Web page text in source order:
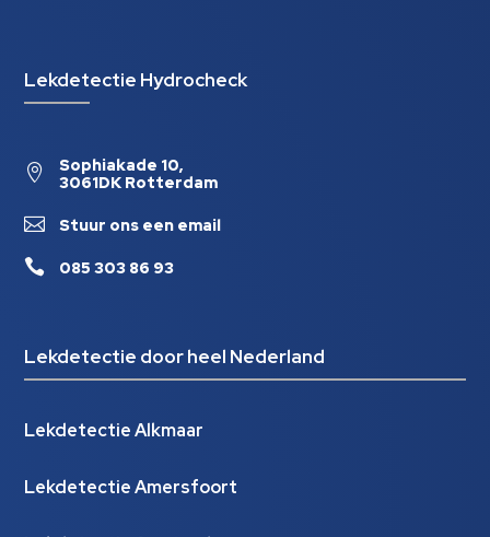
Lekdetectie Hydrocheck

Sophiakade 10,
3061DK Rotterdam
 Stuur ons een email
 085 303 86 93
Lekdetectie door heel Nederland
Lekdetectie Alkmaar
Lekdetectie Amersfoort